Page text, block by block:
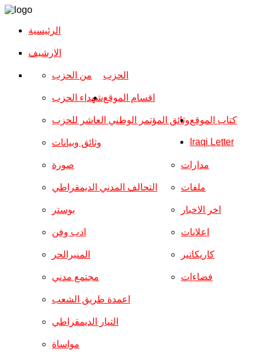
الرئيسية
الارشیف
الحزب من الحزب
شهداء الحزب
وثائق المؤتمر الوطني العاشر للحزب
وثائق وبيانات
اقسام الموقع
صورة
التحالف المدني الديمقراطي
بوستر
ادب وفن
المنبرالحر
مجتمع مدني
مدارات
ملفات
اخر الاخبار
اعلانات
كاريكاتير
فضاءات
اعمدة طريق الشعب
التيار الديمقراطي
مواساة
كتاب الموقع
Iraqi Letter